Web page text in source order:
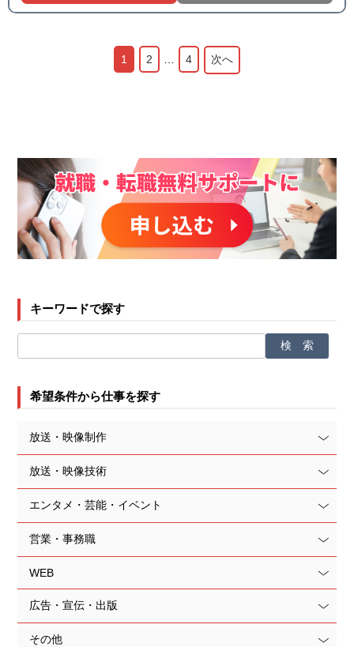
1 2 4 次へ
キーワードで探す
希望条件から仕事を探す
放送・映像制作
放送・映像技術
エンタメ・芸能・イベント
営業・事務職
WEB
広告・宣伝・出版
その他